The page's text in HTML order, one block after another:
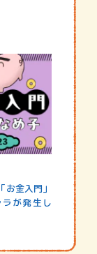
お金入門」
が発生し